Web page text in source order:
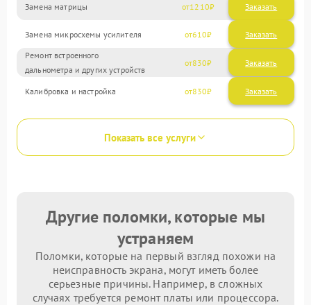
Замена матрицы 1210
Замена микросхемы усилителя 610
Ремонт встроенного
дальнометра и других устройств
830
Калибровка и настройка 830
Показать все услуги
Другие поломки, которые мы
устраняем
Поломки, которые на первый взгляд похожи на
неисправность экрана, могут иметь более
серьезные причины. Например, в сложных
случаях требуется ремонт платы или процессора.